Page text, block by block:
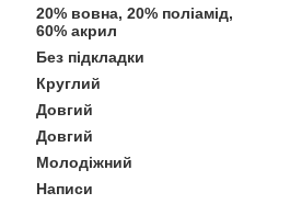
20% вовна, 20% поліамід,
60% акрил
Без підкладки
Круглий
Довгий
Довгий
Молодіжний
Написи